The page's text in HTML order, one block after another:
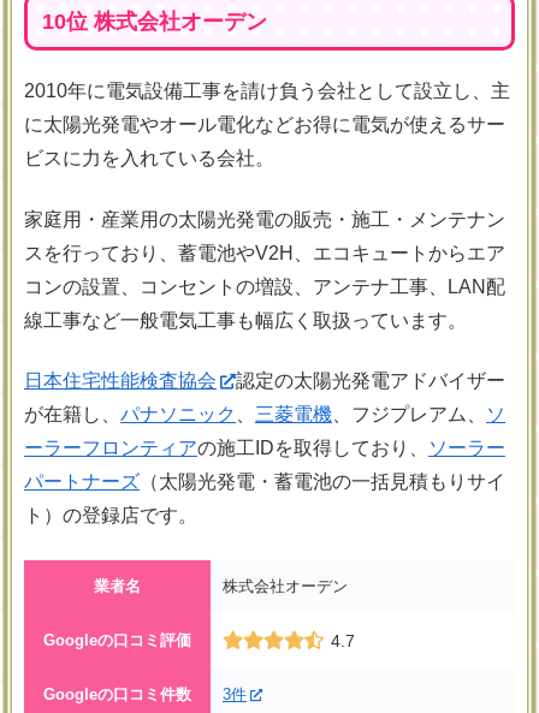
10位 株式会社オーデン
2010年に電気設備工事を請け負う会社として設立し、主
に太陽光発電やオール電化などお得に電気が使えるサー
ビスに力を入れている会社。
家庭用・産業用の太陽光発電の販売・施工・メンテナン
スを行っており、蓄電池やV2H、エコキュートからエア
コンの設置、コンセントの増設、アンテナ工事、LAN配
線工事など一般電気工事も幅広く取扱っています。
日本住宅性能検査協会
認定の太陽光発電アドバイザー
が在籍し、 パナソニック 三菱電機 、フジプレアム、
ソ
ーラーフロンティアの施工IDを取得しており、
ソーラー
パートナーズ （太陽光発電・蓄電池の一括見積もりサイ
ト）の登録店です。
業者名 株式会社オーデン
Googleの口コミ評価 4.7
Googleの口コミ件数 3件